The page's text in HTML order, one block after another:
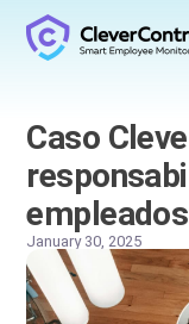
Caso
January 30, 2025